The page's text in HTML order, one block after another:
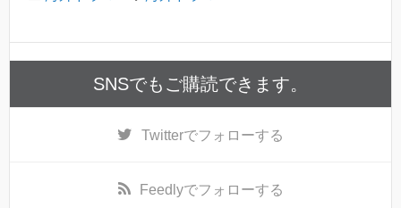
SNSでもご購読できます。
Twitterでフォローする
Feedlyでフォローする